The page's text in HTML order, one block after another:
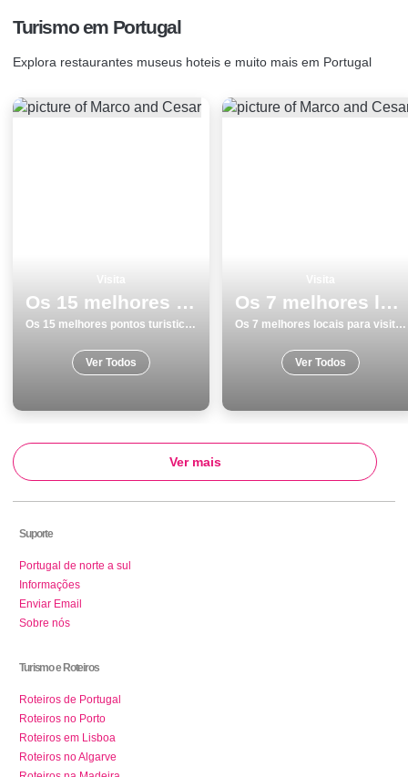
Turismo em Portugal
Explora restaurantes museus hoteis e muito mais em Portugal
Os 15 melhores pontos turisticos para conhecer e visitar em Matosinhos
Os 15 melhores pontos turisticos para conhecer e visitar em Matosinhos
Ver Todos
Os 7 melhores locais para visitar na Ponta Delgada
Os 7 melhores locais para visitar na Ponta Delgada
Ver Todos
Ver mais
Suporte
Portugal de norte a sul
Informações
Enviar Email
Sobre nós
Turismo e Roteiros
Roteiros de Portugal
Roteiros no Porto
Roteiros em Lisboa
Roteiros no Algarve